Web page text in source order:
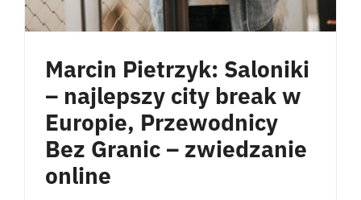
Marcin Pietrzyk: Saloniki
– najlepszy city break w
Europie, Przewodnicy
Bez Granic – zwiedzanie
online